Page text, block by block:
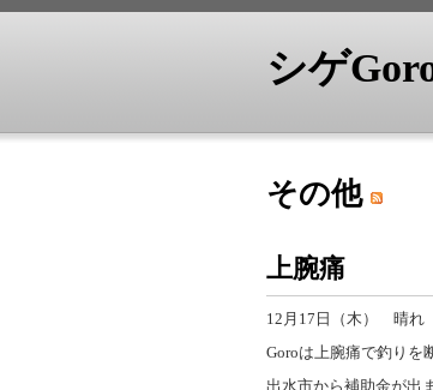
シゲ
その他
上腕痛
12月17日（木） 晴れ
Goroは上腕痛で釣りを
出水市から補助金が出